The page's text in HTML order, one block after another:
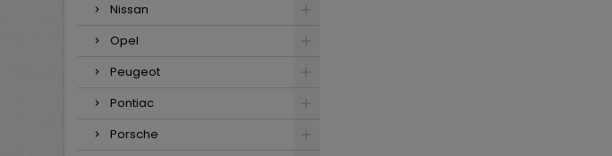
Nissan
Opel
Peugeot
Pontiac
Porsche